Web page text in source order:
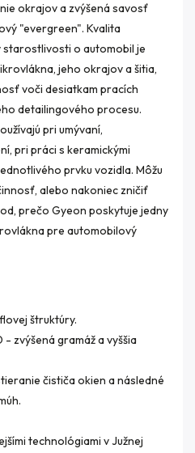
okrajov a zvýšená savosť
"evergreen". Kvalita
starostlivosti o automobil je
jeho okrajov a šitia,
voči desiatkam pracích
detailingového procesu.
pri umývaní,
pri práci s keramickými
prvku vozidla. Môžu
alebo nakoniec zničiť
prečo Gyeon poskytuje jedny
pre automobilový
štruktúry.
zvýšená gramáž a vyššia
čističa okien a následné
technológiami v Južnej